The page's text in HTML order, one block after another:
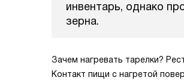
инвентарь, однако
зерна.
Зачем нагревать тарелки?
Контакт пищи с нагретой